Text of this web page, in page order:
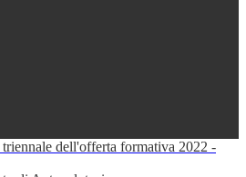
dell'offerta formativa 2022 -